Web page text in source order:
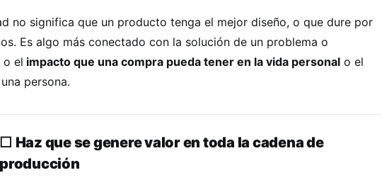
no significa que un producto tenga el mejor diseño, o que dure por
Es algo más conectado con la solución de un problema o
o el impacto que una compra pueda tener en la vida personal o el
persona.
☐ Haz que se genere valor en toda la cadena de
producción